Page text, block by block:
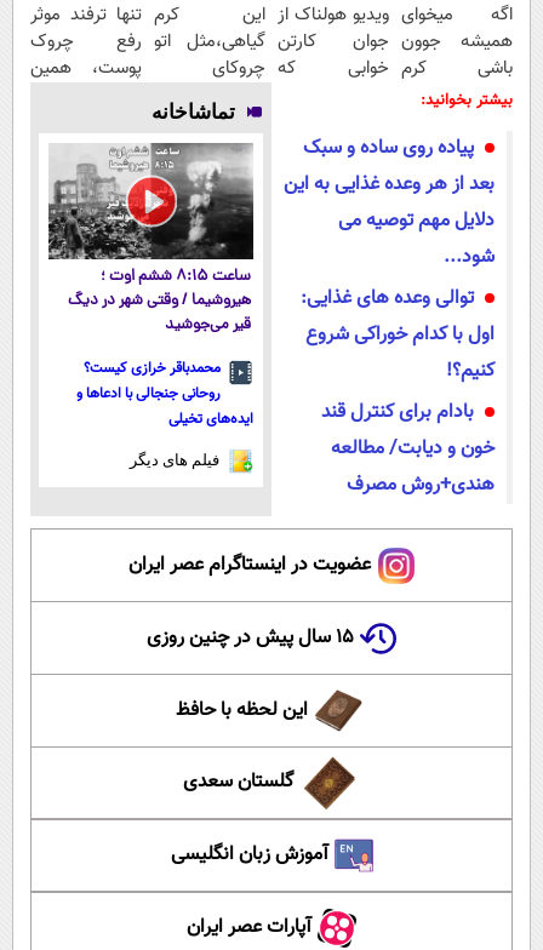
اگه میخوای
همیشه جوون
باشی کرم
جوانساز جلبک
ویدیو هولناک از
جوان کارتن
خوابی که
این کرم
گیاهی،مثل اتو
چروکای
پوستتوصاف
میکنه!50%تخفیف
تنها ترفند موثر
رفع چروک
پوست، همین
بیشتر بخوانید:
پیاده روی ساده و سبک
بعد از هر وعده غذایی به این
دلایل مهم توصیه می
شود...
توالی وعده های غذایی:
اول با کدام خوراکی شروع
کنیم؟!
بادام برای کنترل قند
خون و دیابت/ مطالعه
هندی+روش مصرف
تماشاخانه
ساعت ۸:۱۵ ششم اوت ؛
هیروشیما / وقتی شهر در دیگ
قیر می‌جوشید
محمدباقر خرازی کیست؟
روحانی جنجالی با ادعاها و
ایده‌های تخیلی
فیلم های دیگر
عضویت در اینستاگرام عصر ایران
۱۵ سال پیش در چنین روزی
این لحظه با حافظ
گلستان سعدی
آموزش زبان انگلیسی
آپارات عصر ایران